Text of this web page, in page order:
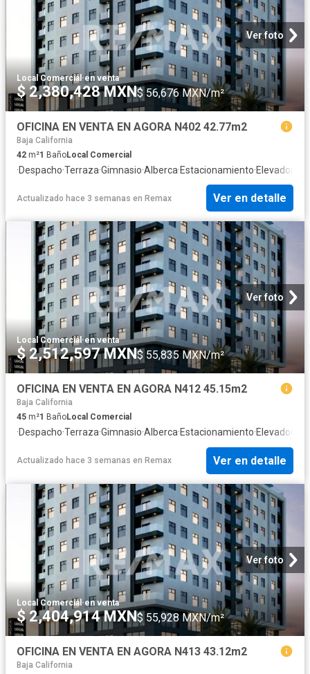
Ver foto
Local Comercial ·en venta
$ 2,380,428 MXN$ 56,676 MXN/m²
OFICINA EN VENTA EN AGORA N402 42.77m2
Baja California
42 m²1 BañoLocal Comercial
·Despacho·Terraza·Gimnasio·Alberca·Estacionamiento·Elevador
Actualizado hace 3 semanas en Remax Ver en detalle
Ver foto
Local Comercial ·en venta
$ 2,512,597 MXN$ 55,835 MXN/m²
OFICINA EN VENTA EN AGORA N412 45.15m2
Baja California
45 m²1 BañoLocal Comercial
·Despacho·Terraza·Gimnasio·Alberca·Estacionamiento·Elevador
Actualizado hace 3 semanas en Remax Ver en detalle
Ver foto
Local Comercial ·en venta
$ 2,404,914 MXN$ 55,928 MXN/m²
OFICINA EN VENTA EN AGORA N413 43.12m2
Baja California